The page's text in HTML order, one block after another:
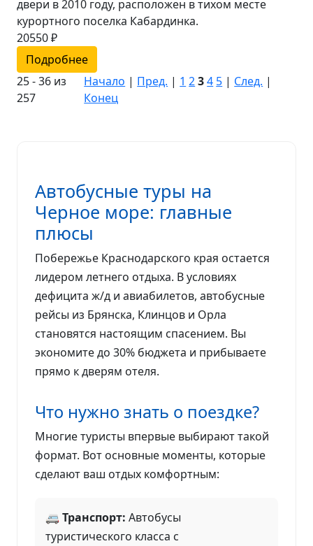
двери в 2010 году, расположен в тихом месте
курортного поселка Кабардинка.
20550 ₽
Подробнее
25 - 36 из
257
Начало | Пред. | 1 234 5 | След. |
Конец
Автобусные туры на
Черное море: главные
плюсы
Побережье Краснодарского края остается
лидером летнего отдыха. В условиях
дефицита ж/д и авиабилетов, автобусные
рейсы из Брянска, Клинцов и Орла
становятся настоящим спасением. Вы
экономите до 30% бюджета и прибываете
прямо к дверям отеля.
Что нужно знать о поездке?
Многие туристы впервые выбирают такой
формат. Вот основные моменты, которые
сделают ваш отдых комфортным:
🚐 Транспорт: Автобусы
туристического класса с